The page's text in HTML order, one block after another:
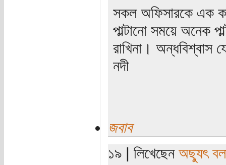
সকল অফিসারকে এক
পাল্টানো সময়ে অনেক
রাখিনা। অন্ধবিশ্বাস
নদী
জবাব
১৯ | লিখেছেন অছ্যুৎ